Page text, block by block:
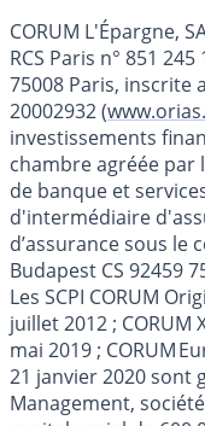
CORUM L'Épargne,
RCS Paris n° 851
75008 Paris, inscrite
20002932 (
investissements
chambre agréée par
de banque et
d'intermédiaire
d’assurance sous le
Budapest CS 92459
Les SCPI CORUM
juillet 2012 ; CORUM
mai 2019 ; CORUM
21 janvier 2020 sont
Management,